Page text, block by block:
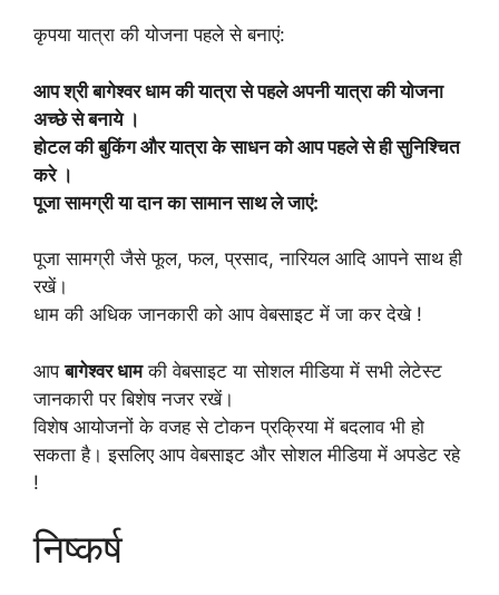
कृपया यात्रा की योजना पहले से बनाएं:
आप श्री बागेश्वर धाम की यात्रा से पहले अपनी यात्रा की योजना
अच्छे से बनाये ।
होटल की बुकिंग और यात्रा के साधन को आप पहले से ही सुनिश्चित
करे ।
पूजा सामग्री या दान का सामान साथ ले जाएं:
पूजा सामग्री जैसे फूल, फल, प्रसाद, नारियल आदि आपने साथ ही
रखें।
धाम की अधिक जानकारी को आप वेबसाइट में जा कर देखे !
आपबागेश्वर धामकी वेबसाइट या सोशल मीडिया में सभी लेटेस्ट
जानकारी पर बिशेष नजर रखें।
विशेष आयोजनों के वजह से टोकन प्रक्रिया में बदलाव भी हो
सकता है। इसलिए आप वेबसाइट और सोशल मीडिया में अपडेट रहे
!
निष्कर्ष